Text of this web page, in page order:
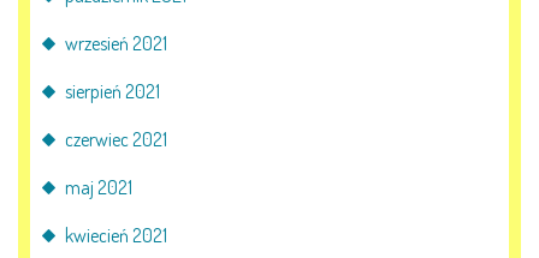
wrzesień 2021
sierpień 2021
czerwiec 2021
maj 2021
kwiecień 2021